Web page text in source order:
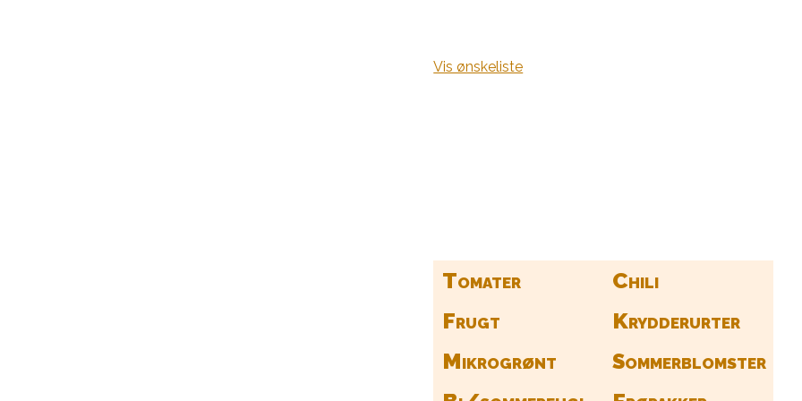
Vis ønskeliste
Tomater
Chili
Frugt
Krydderurter
Mikrogrønt
Sommerblomster